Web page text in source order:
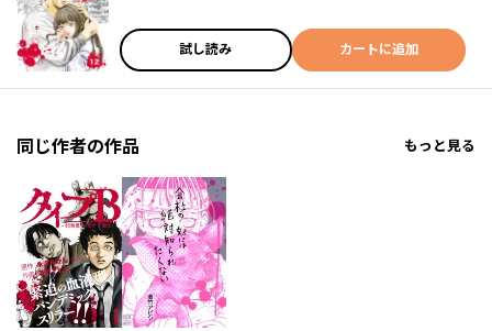
試し読み カートに追加
同じ作者の作品 もっと見る